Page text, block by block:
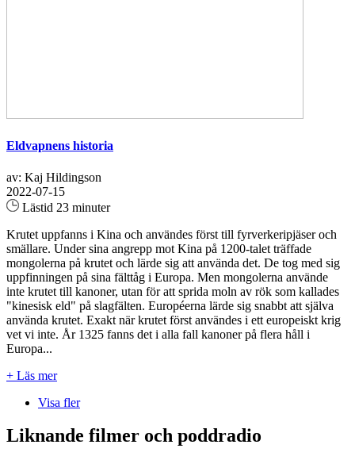
Eldvapnens historia
av: Kaj Hildingson
2022-07-15
Lästid 23 minuter
Krutet uppfanns i Kina och användes först till fyrverkeripjäser och
smällare. Under sina angrepp mot Kina på 1200-talet träffade
mongolerna på krutet och lärde sig att använda det. De tog med sig
uppfinningen på sina fälttåg i Europa. Men mongolerna använde
inte krutet till kanoner, utan för att sprida moln av rök som kallades
"kinesisk eld" på slagfälten. Européerna lärde sig snabbt att själva
använda krutet. Exakt när krutet först användes i ett europeiskt krig
vet vi inte. År 1325 fanns det i alla fall kanoner på flera håll i
Europa...
+ Läs mer
Visa fler
Liknande filmer och poddradio